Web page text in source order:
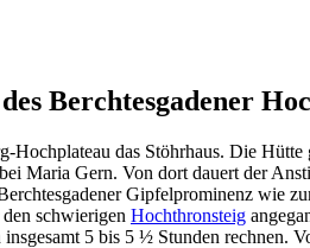
Berchtesgadener
das Stöhrhaus. Die
Maria Gern. Von dort dauert der
Gipfelprominenz wie
schwierigen Hochthronsteig
5 bis 5 ½ Stunden rechnen.